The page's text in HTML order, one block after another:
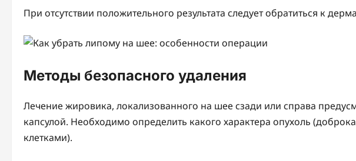
При отсутствии положительного результата следует обратиться к
Методы безопасного удаления
Лечение жировика, локализованного на шее сзади или справа
капсулой. Необходимо определить какого характера опухоль
клетками).